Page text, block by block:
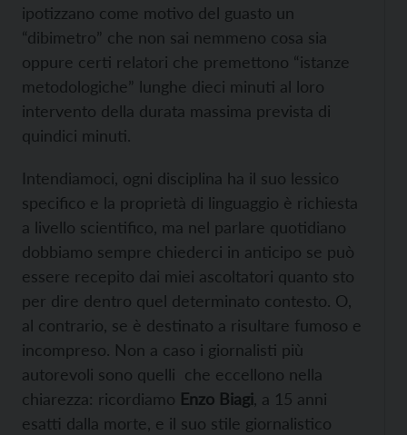
ipotizzano come motivo del guasto un
“dibimetro” che non sai nemmeno cosa sia
oppure certi relatori che premettono “istanze
metodologiche” lunghe dieci minuti al loro
intervento della durata massima prevista di
quindici minuti.
Intendiamoci, ogni disciplina ha il suo lessico
specifico e la proprietà di linguaggio è richiesta
a livello scientifico, ma nel parlare quotidiano
dobbiamo sempre chiederci in anticipo se può
essere recepito dai miei ascoltatori quanto sto
per dire dentro quel determinato contesto. O,
al contrario, se è destinato a risultare fumoso e
incompreso. Non a caso i giornalisti più
autorevoli sono quelli che eccellono nella
chiarezza: ricordiamo Enzo Biagi , a 15 anni
esatti dalla morte, e il suo stile giornalistico